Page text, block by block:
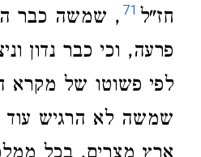
חז"ל 71 , שמשה כבר
פרעה, וכי כבר נדון
לפי פשוטו של מקרא
שמשה לא הרגיש עוד